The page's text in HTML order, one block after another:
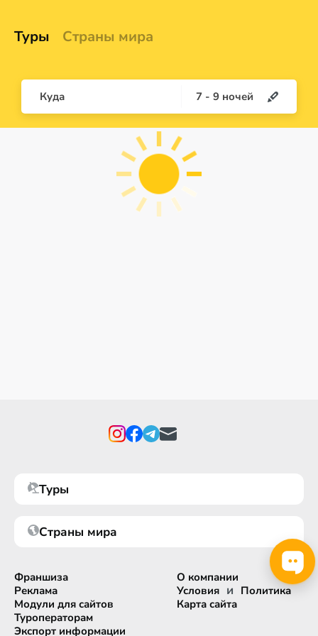
Туры Страны мира
Куда 7 - 9 ночей
Туры
Страны мира
Франшиза
Реклама
Модули для сайтов
Туроператорам
Экспорт информации
О компании
Условия и Политика
Карта сайта